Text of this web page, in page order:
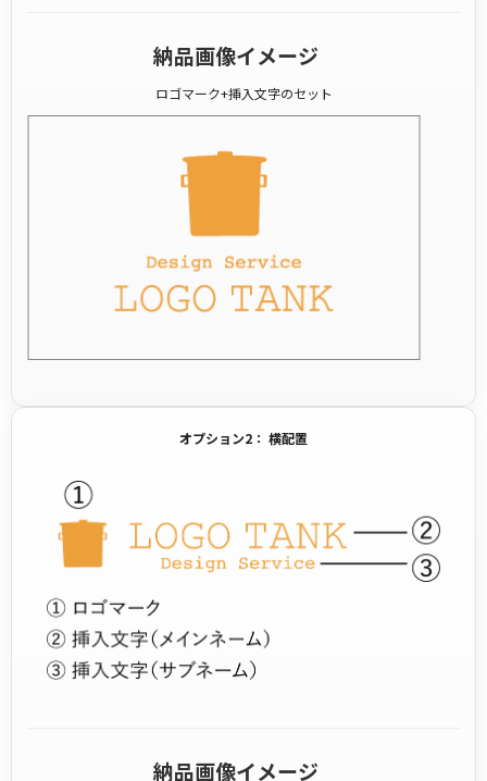
納品画像イメージ
ロゴマーク+挿入文字のセット
オプション2： 横配置
納品画像イメージ